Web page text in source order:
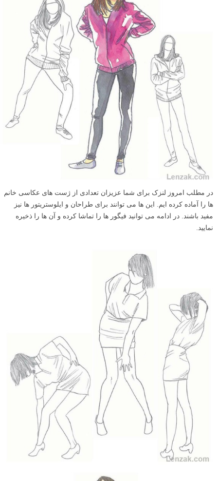
در مطلب امروز لنزک برای شما عزیزان تعدادی از ژست های عکاسی خانم
ها را آماده کرده ایم. این ها می توانند برای طراحان و ایلوستریتور ها نیز
مفید باشند. در ادامه می توانید فیگور ها را تماشا کرده و آن ها را ذخیره
نمایید.